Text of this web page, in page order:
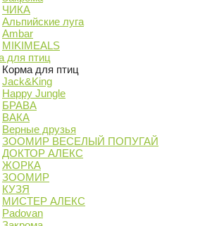
ЧИКА
Альпийские луга
Ambar
MIKIMEALS
для птиц
Корма для птиц
Jack&King
Happy Jungle
БРАВА
ВАКА
Верные друзья
ЗООМИР ВЕСЕЛЫЙ ПОПУГАЙ
ДОКТОР АЛЕКС
ЖОРКА
ЗООМИР
КУЗЯ
МИСТЕР АЛЕКС
Padovan